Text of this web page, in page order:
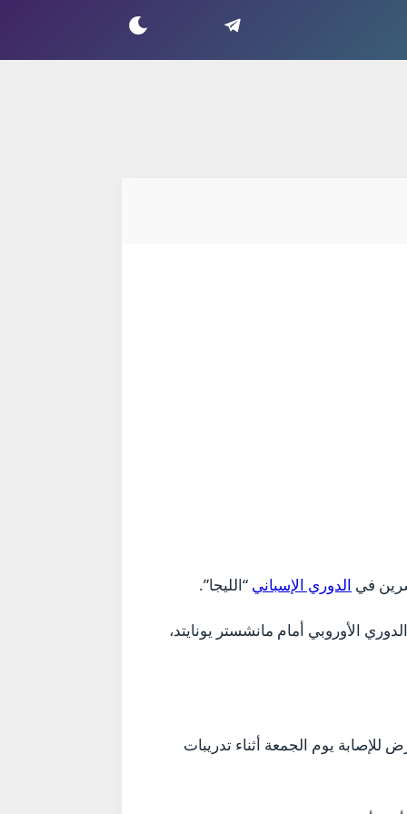
في الدوري الإسباني “الليجا”.
الأوروبي أمام مانشستر يونايتد،
يوم الجمعة أثناء تدريبات